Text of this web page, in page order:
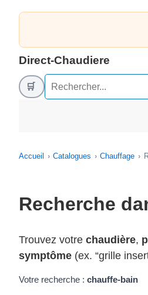
Direct-Chaudiere
🛒
Accueil Catalogues Chauffage
Recherche
Trouvez votre chaudière,
symptôme (ex. “grille
Votre recherche : chauffe-bain